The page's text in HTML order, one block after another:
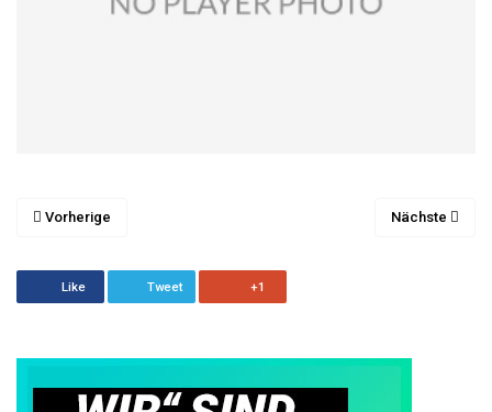
Vorherige Nächste
Like Tweet +1